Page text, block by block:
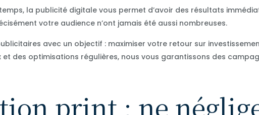
la publicité digitale vous permet d’avoir des résultats
votre audience n’ont jamais été aussi nombreuses.
avec un objectif : maximiser votre retour sur
des optimisations régulières, nous vous garantissons des
print : ne